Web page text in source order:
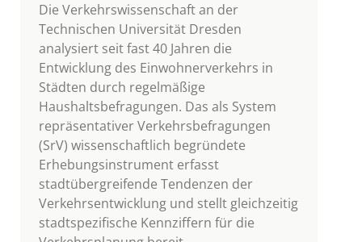
Die Verkehrswissenschaft an der
Technischen Universität Dresden
analysiert seit fast 40 Jahren die
Entwicklung des Einwohnerverkehrs in
Städten durch regelmäßige
Haushaltsbefragungen. Das als System
repräsentativer Verkehrsbefragungen
(SrV) wissenschaftlich begründete
Erhebungsinstrument erfasst
stadtübergreifende Tendenzen der
Verkehrsentwicklung und stellt gleichzeitig
stadtspezifische Kennziffern für die